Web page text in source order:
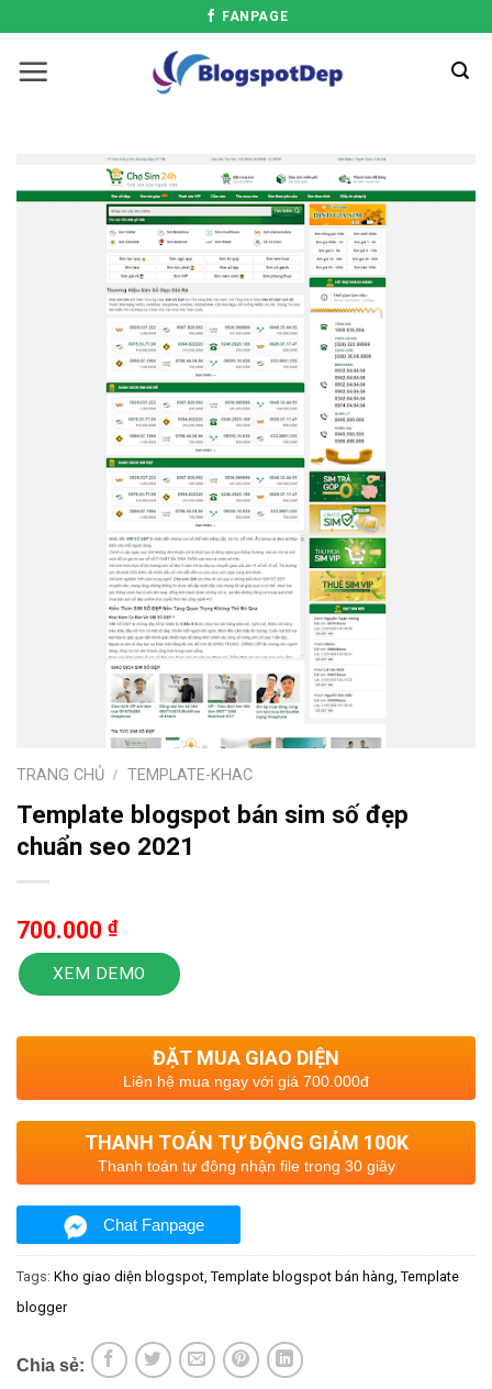
FANPAGE
TRANG CHỦ / TEMPLATE-KHAC
Template blogspot bán sim số đẹp
chuẩn seo 2021
700.000 ₫
XEM DEMO
ĐẶT MUA GIAO DIỆN
Liên hệ mua ngay với giá 700.000đ
THANH TOÁN TỰ ĐỘNG GIẢM 100K
Thanh toán tự động nhận file trong 30 giây
Chat Fanpage
Tags: Kho giao diện blogspot Template blogspot bán hàng Template
blogger
Chia sẻ: